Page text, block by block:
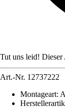
Tut uns leid!
Art.-Nr. 12737222
Montageart: